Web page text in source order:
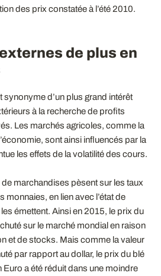
des prix constatée à l’été 2010.
de plus en
synonyme d’un plus grand intérêt
à la recherche de profits
Les marchés agricoles, comme la
sont ainsi influencés par la
les effets de la volatilité des cours.
marchandises pèsent sur les taux
monnaies, en lien avec l’état de
émettent. Ainsi en 2015, le prix du
sur le marché mondial en raison
et de stocks. Mais comme la valeur
par rapport au dollar, le prix du blé
a été réduit dans une moindre